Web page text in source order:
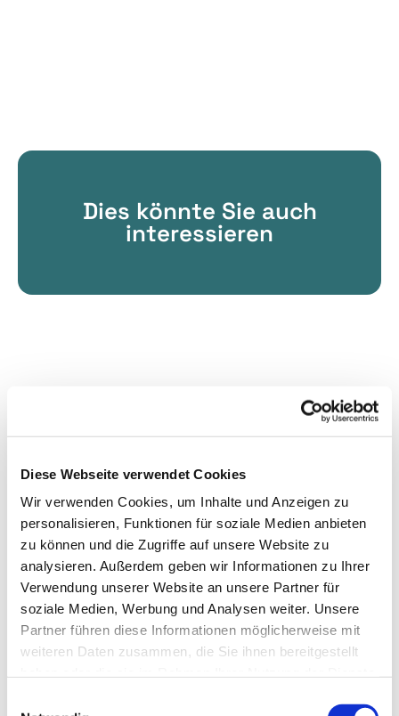
Diese Webseite verwendet Cookies
Wir verwenden Cookies, um Inhalte und Anzeigen zu
personalisieren, Funktionen für soziale Medien anbieten
zu können und die Zugriffe auf unsere Website zu
analysieren. Außerdem geben wir Informationen zu Ihrer
Verwendung unserer Website an unsere Partner für
soziale Medien, Werbung und Analysen weiter. Unsere
Partner führen diese Informationen möglicherweise mit
weiteren Daten zusammen, die Sie ihnen bereitgestellt
Dies könnte Sie auch
interessieren